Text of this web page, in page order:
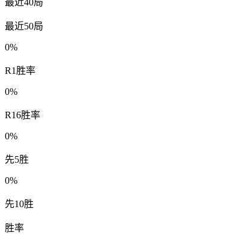
最近40局
最近50局
0%
R1胜率
0%
R16胜率
0%
先5胜
0%
先10胜
胜率